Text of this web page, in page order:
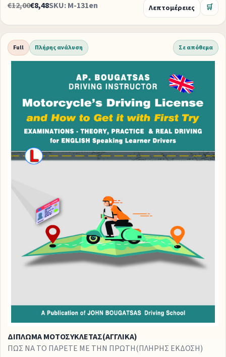
€12,00€8,48SKU: M-131en Λεπτομέρειες 🛒
Full Πλήρης ανάλυση Σε απόθεμα
ΔΙΠΛΩΜΑ ΜΟΤΟΣΥΚΛΕΤΑΣ(ΑΓΓΛΙΚΑ)
ΠΩΣ ΝΑ ΤΟ ΠΑΡΕΤΕ ΜΕ ΤΗΝ ΠΡΩΤΗ(ΠΛΗΡΗΣ ΕΚΔΟΣΗ)